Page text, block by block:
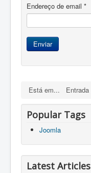
Endereço de email *
Enviar
Está em... Entrada
Popular Tags
Joomla
Latest Articles